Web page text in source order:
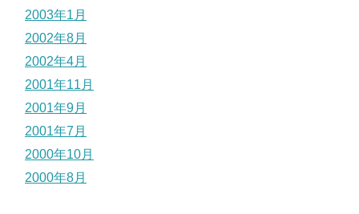
2003年1月
2002年8月
2002年4月
2001年11月
2001年9月
2001年7月
2000年10月
2000年8月